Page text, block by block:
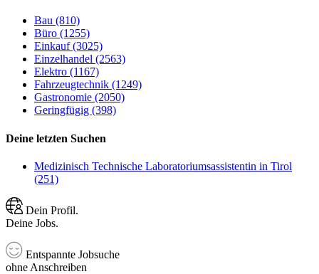
Bau (810)
Büro (1255)
Einkauf (3025)
Einzelhandel (2563)
Elektro (1167)
Fahrzeugtechnik (1249)
Gastronomie (2050)
Geringfügig (398)
Deine letzten Suchen
Medizinisch Technische Laboratoriumsassistentin in Tirol
(251)
Dein Profil.
Deine Jobs.
Entspannte Jobsuche
ohne Anschreiben